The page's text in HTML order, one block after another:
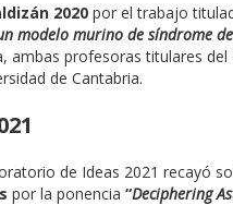
2020 por el trabajo
modelo murino de síndrome
ambas profesoras titulares
de Cantabria.
de Ideas 2021 recayó
por la ponencia “Deciphering